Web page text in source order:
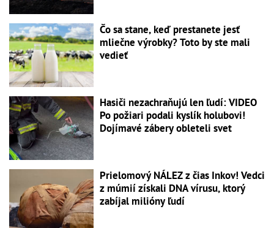
Čo sa stane, keď prestanete jesť
mliečne výrobky? Toto by ste mali
vedieť
Hasiči nezachraňujú len ľudí: VIDEO
Po požiari podali kyslík holubovi!
Dojímavé zábery obleteli svet
Prielomový NÁLEZ z čias Inkov! Vedci
z múmií získali DNA vírusu, ktorý
zabíjal milióny ľudí